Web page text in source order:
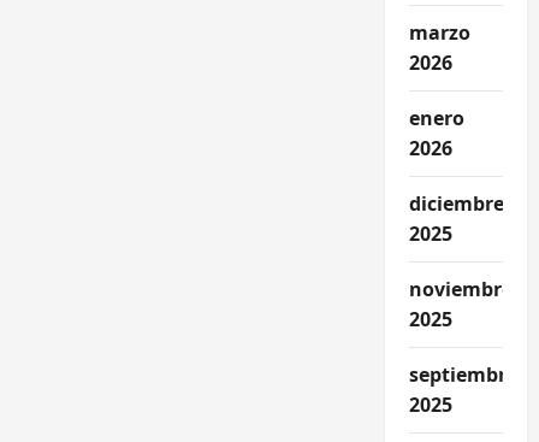
marzo
2026
enero
2026
diciembre
2025
noviembre
2025
septiembre
2025